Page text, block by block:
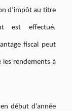
d’impôt au titre
est effectué.
fiscal peut
les rendements à
début d’année